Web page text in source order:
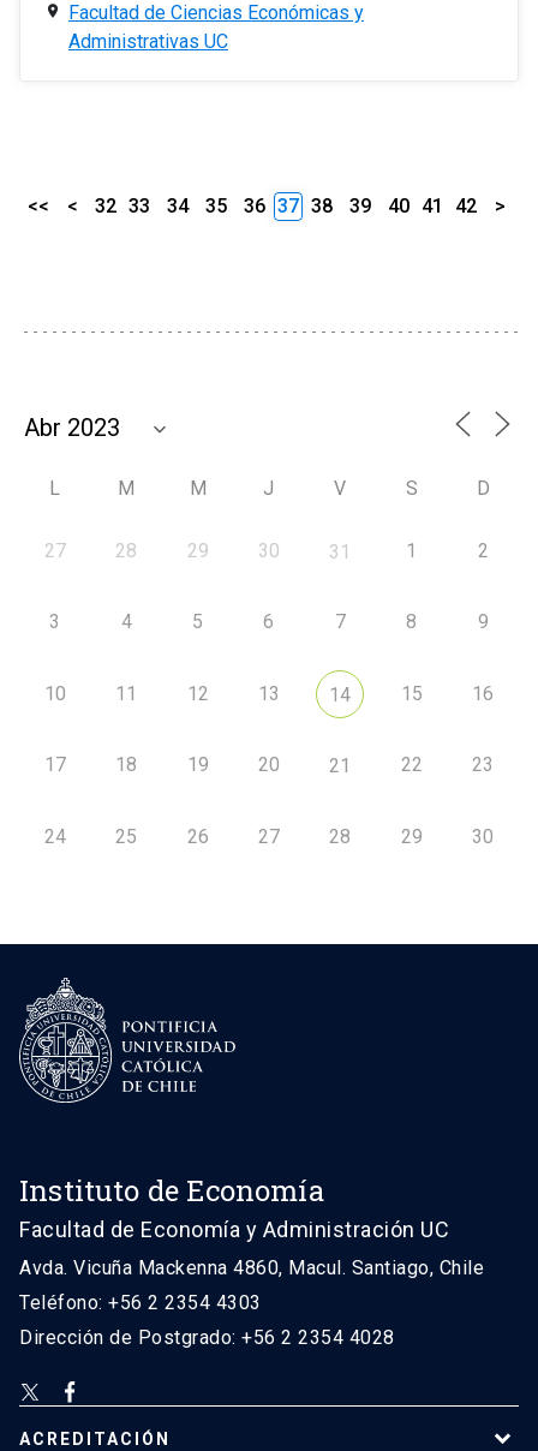
Facultad de Ciencias Económicas y
Administrativas UC
<< < 32 33 34 35 36 37 38 39 40 41 42 >
L M M J V S D
27 28 29 30 31 1 2
3 4 5 6 7 8 9
10 11 12 13 14 15 16
17 18 19 20 21 22 23
24 25 26 27 28 29 30
Instituto de Economía
Facultad de Economía y Administración UC
Avda. Vicuña Mackenna 4860, Macul. Santiago, Chile
Teléfono: +56 2 2354 4303
Dirección de Postgrado: +56 2 2354 4028
ACREDITACIÓN